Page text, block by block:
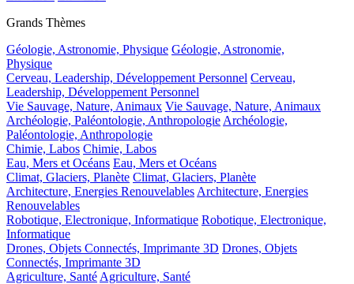
Grands Thèmes
Géologie, Astronomie, Physique Géologie, Astronomie,
Physique
Cerveau, Leadership, Développement Personnel Cerveau,
Leadership, Développement Personnel
Vie Sauvage, Nature, Animaux Vie Sauvage, Nature, Animaux
Archéologie, Paléontologie, Anthropologie Archéologie,
Paléontologie, Anthropologie
Chimie, Labos Chimie, Labos
Eau, Mers et Océans Eau, Mers et Océans
Climat, Glaciers, Planète Climat, Glaciers, Planète
Architecture, Energies Renouvelables Architecture, Energies
Renouvelables
Robotique, Electronique, Informatique Robotique, Electronique,
Informatique
Drones, Objets Connectés, Imprimante 3D Drones, Objets
Connectés, Imprimante 3D
Agriculture, Santé Agriculture, Santé